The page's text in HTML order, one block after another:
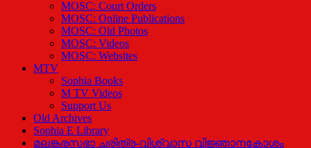
MOSC: Court Orders
MOSC: Online Publications
MOSC: Old Photos
MOSC: Videos
MOSC: Websites
MTV
Sophia Books
M TV Videos
Support Us
Old Archives
Sophia E Library
മലങ്കരസഭാ ചരിത്ര-വിശ്വാസ വിജ്ഞാനകോശം